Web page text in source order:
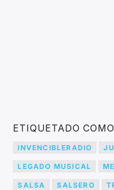
ETIQUETADO
INVENCIBLERADIO
LEGADO MUSICAL
SALSA SALSERO